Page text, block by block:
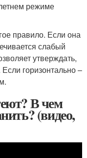
режиме
правило. Если она
слабый
утверждать,
горизонтально –
В чем
(видео,